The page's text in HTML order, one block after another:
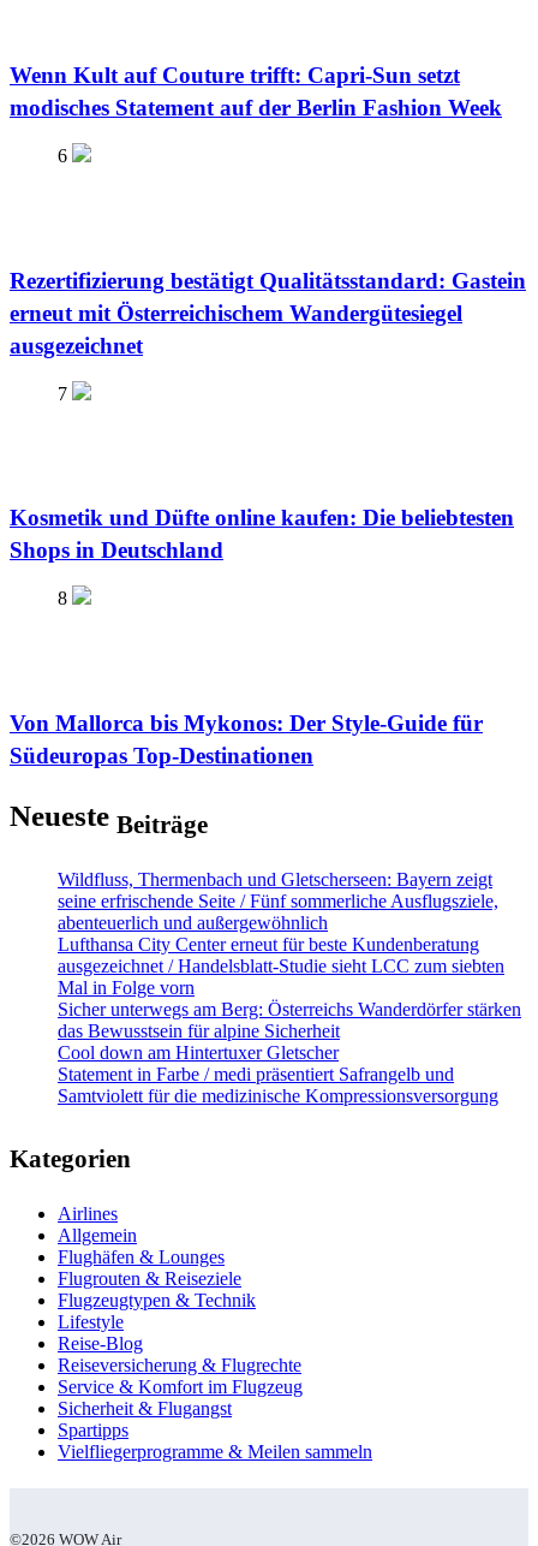
Wenn Kult auf Couture trifft: Capri-Sun setzt
modisches Statement auf der Berlin Fashion Week
6
Rezertifizierung bestätigt Qualitätsstandard: Gastein
erneut mit Österreichischem Wandergütesiegel
ausgezeichnet
7
Kosmetik und Düfte online kaufen: Die beliebtesten
Shops in Deutschland
8
Von Mallorca bis Mykonos: Der Style-Guide für
Südeuropas Top-Destinationen
Neueste Beiträge
Wildfluss, Thermenbach und Gletscherseen: Bayern zeigt
seine erfrischende Seite / Fünf sommerliche Ausflugsziele,
abenteuerlich und außergewöhnlich
Lufthansa City Center erneut für beste Kundenberatung
ausgezeichnet / Handelsblatt-Studie sieht LCC zum siebten
Mal in Folge vorn
Sicher unterwegs am Berg: Österreichs Wanderdörfer stärken
das Bewusstsein für alpine Sicherheit
Cool down am Hintertuxer Gletscher
Statement in Farbe / medi präsentiert Safrangelb und
Samtviolett für die medizinische Kompressionsversorgung
Kategorien
Airlines
Allgemein
Flughäfen & Lounges
Flugrouten & Reiseziele
Flugzeugtypen & Technik
Lifestyle
Reise-Blog
Reiseversicherung & Flugrechte
Service & Komfort im Flugzeug
Sicherheit & Flugangst
Spartipps
Vielfliegerprogramme & Meilen sammeln
©2026 WOW Air